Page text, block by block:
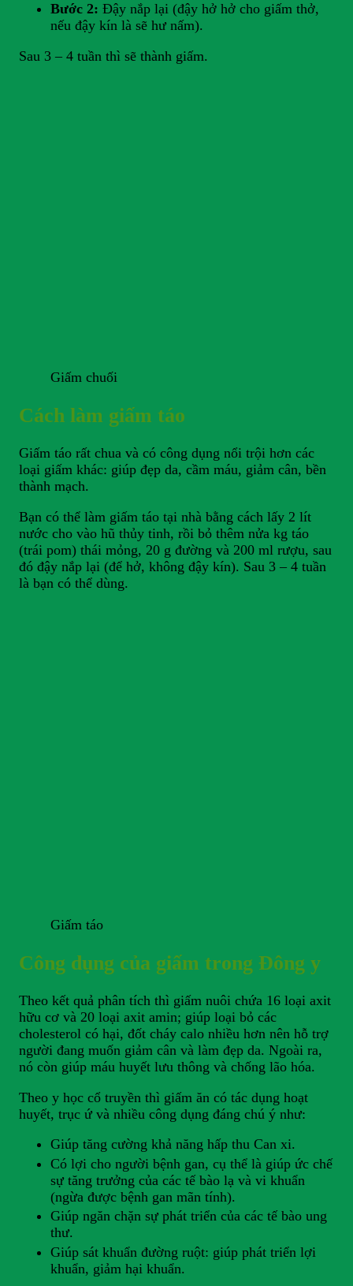
Bước 2: Đậy nắp lại (đậy hở hở cho giấm thở,
nếu đậy kín là sẽ hư nấm).
Sau 3 – 4 tuần thì sẽ thành giấm.
Giấm chuối
Cách làm giấm táo
Giấm táo rất chua và có công dụng nổi trội hơn các
loại giấm khác: giúp đẹp da, cầm máu, giảm cân, bền
thành mạch.
Bạn có thể làm giấm táo tại nhà bằng cách lấy 2 lít
nước cho vào hũ thủy tinh, rồi bỏ thêm nửa kg táo
(trái pom) thái mỏng, 20 g đường và 200 ml rượu, sau
đó đậy nắp lại (để hở, không đậy kín). Sau 3 – 4 tuần
là bạn có thể dùng.
Giấm táo
Công dụng của giấm trong Đông y
Theo kết quả phân tích thì giấm nuôi chứa 16 loại axit
hữu cơ và 20 loại axit amin; giúp loại bỏ các
cholesterol có hại, đốt cháy calo nhiều hơn nên hỗ trợ
người đang muốn giảm cân và làm đẹp da. Ngoài ra,
nó còn giúp máu huyết lưu thông và chống lão hóa.
Theo y học cổ truyền thì giấm ăn có tác dụng hoạt
huyết, trục ứ và nhiều công dụng đáng chú ý như:
Giúp tăng cường khả năng hấp thu Can xi.
Có lợi cho người bệnh gan, cụ thể là giúp ức chế
sự tăng trưởng của các tế bào lạ và vi khuẩn
(ngừa được bệnh gan mãn tính).
Giúp ngăn chặn sự phát triển của các tế bào ung
thư.
Giúp sát khuẩn đường ruột: giúp phát triển lợi
khuẩn, giảm hại khuẩn.